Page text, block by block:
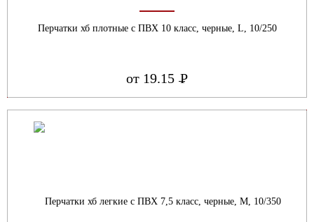
Перчатки хб плотные с ПВХ 10 класс, черные, L, 10/250
от 19.15 Р
УБ.